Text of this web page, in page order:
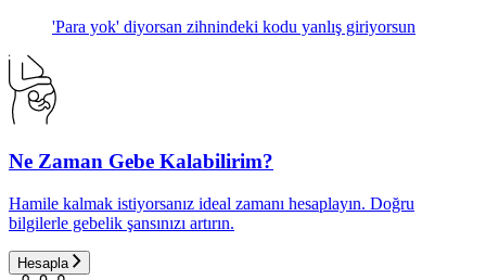
'Para yok' diyorsan zihnindeki kodu yanlış giriyorsun
Ne Zaman Gebe Kalabilirim?
Hamile kalmak istiyorsanız ideal zamanı hesaplayın. Doğru
bilgilerle gebelik şansınızı artırın.
Hesapla